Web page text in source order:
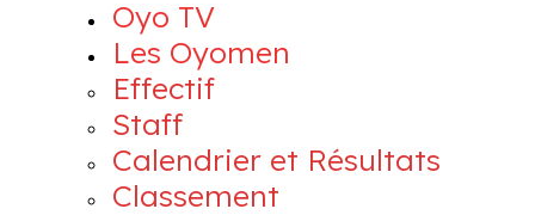
Oyo TV
Les Oyomen
Effectif
Staff
Calendrier et Résultats
Classement